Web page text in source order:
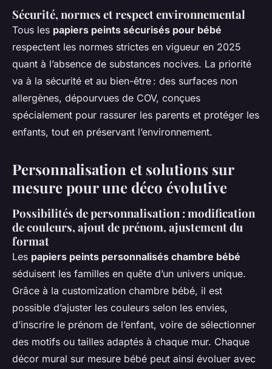
Sécurité, normes et respect environnemental
Tous les papiers peints sécurisés pour bébé
respectent les normes strictes en vigueur en 2025
quant à l’absence de substances nocives. La priorité
va à la sécurité et au bien-être : des surfaces non
allergènes, dépourvues de COV, conçues
spécialement pour rassurer les parents et protéger les
enfants, tout en préservant l’environnement.
Personnalisation et solutions sur
mesure pour une déco évolutive
Possibilités de personnalisation : modification
de couleurs, ajout de prénom, ajustement du
format
Les papiers peints personnalisés chambre bébé
séduisent les familles en quête d’un univers unique.
Grâce à la customization chambre bébé, il est
possible d’ajuster les couleurs selon les envies,
d’inscrire le prénom de l’enfant, voire de sélectionner
des motifs ou tailles adaptés à chaque mur. Chaque
décor mural sur mesure bébé peut ainsi évoluer avec